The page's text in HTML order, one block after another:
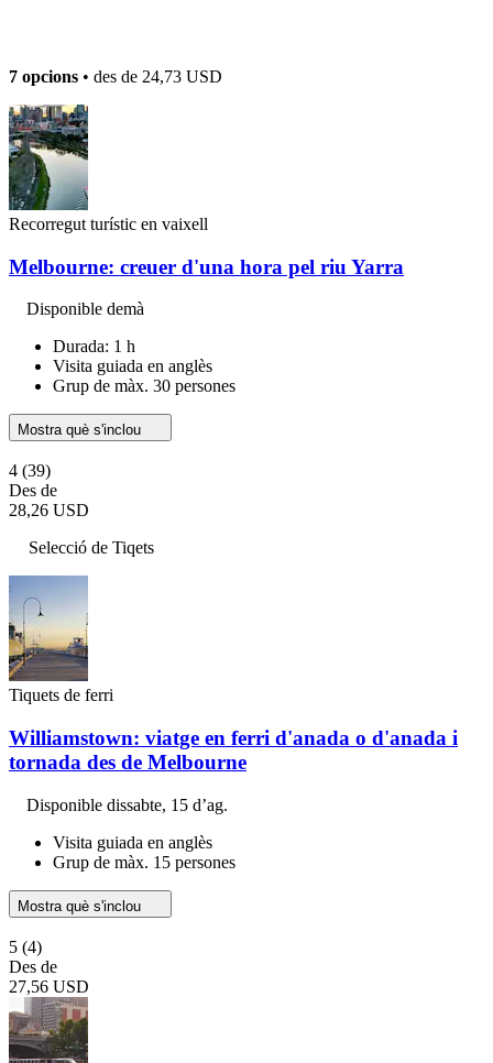
7 opcions • des de 24,73 USD
Recorregut turístic en vaixell
Melbourne: creuer d'una hora pel riu Yarra
Disponible demà
Durada: 1 h
Visita guiada en anglès
Grup de màx. 30 persones
Mostra què s'inclou
4 (39)
Des de
28,26 USD
Selecció de Tiqets
Tiquets de ferri
Williamstown: viatge en ferri d'anada o d'anada i
tornada des de Melbourne
Disponible dissabte, 15 d’ag.
Visita guiada en anglès
Grup de màx. 15 persones
Mostra què s'inclou
5 (4)
Des de
27,56 USD